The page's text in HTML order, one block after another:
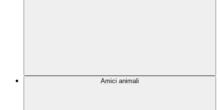
Amici animali